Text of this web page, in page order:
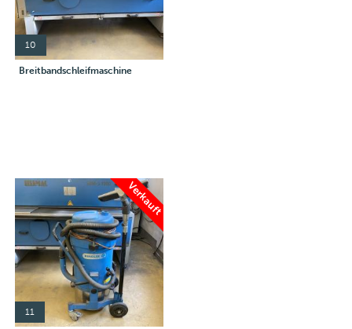
10
Breitbandschleifmaschine
Verkauft
11